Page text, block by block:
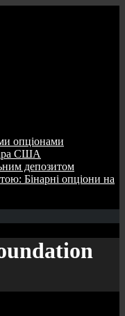
опціонами
США
депозитом
Бінарні опціони на